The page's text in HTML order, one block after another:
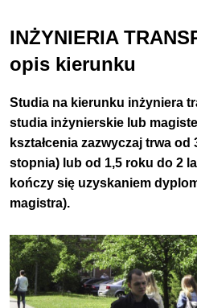
INŻYNIERIA
opis kierunku
Studia na kierunku inżyniera
studia inżynierskie lub
kształcenia zazwyczaj trwa od
stopnia) lub od 1,5 roku do 2
kończy się uzyskaniem
magistra).